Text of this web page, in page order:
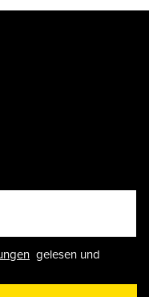
gelesen und